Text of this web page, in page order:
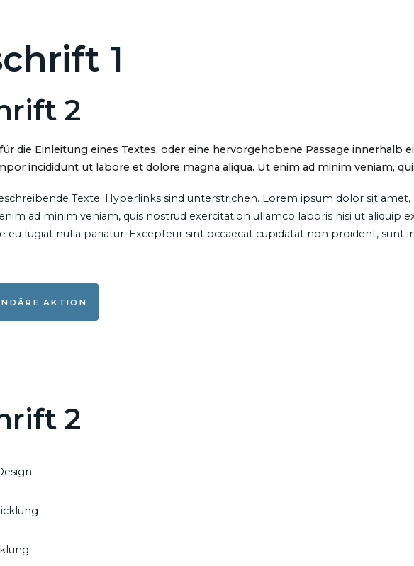
1
2
die Einleitung eines Textes, oder eine hervorgehobene Passage
incididunt ut labore et dolore magna aliqua. Ut enim ad minim veniam,
Texte. Hyperlinks sind unterstrichen. Lorem ipsum dolor sit amet,
ad minim veniam, quis nostrud exercitation ullamco laboris nisi ut aliquip
eu fugiat nulla pariatur. Excepteur sint occaecat cupidatat non proident,
AKTION
2